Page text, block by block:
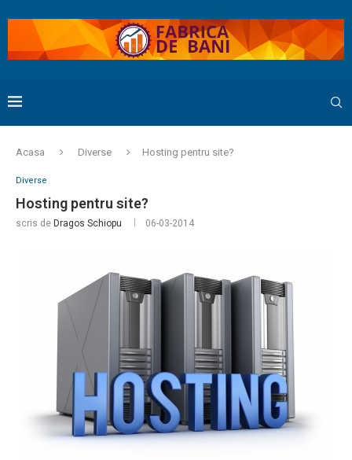
Acasa Diverse Hosting pentru site?
Diverse
Hosting pentru site?
scris de Dragos Schiopu 06-03-2014